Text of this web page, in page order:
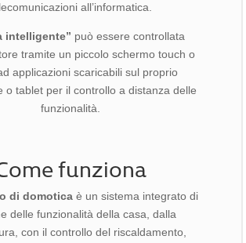
all’informatica.
intelligente” può essere controllata
tramite un piccolo schermo touch o
applicazioni scaricabili sul proprio
o tablet per il controllo a distanza delle
funzionalità.
funziona
di domotica è un sistema integrato di
delle funzionalità della casa, dalla
con il controllo del riscaldamento,